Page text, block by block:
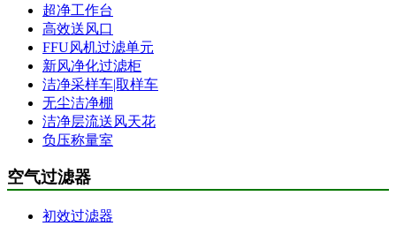
超净工作台
高效送风口
FFU风机过滤单元
新风净化过滤柜
洁净采样车|取样车
无尘洁净棚
洁净层流送风天花
负压称量室
空气过滤器
初效过滤器